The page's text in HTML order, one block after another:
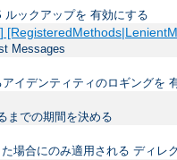
ックアップを 有効にする
Messages
イデンティティのロギングを
までの期間を決める
場合にのみ適用される ディレ